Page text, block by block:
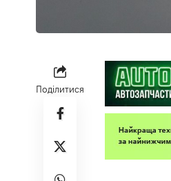
Поділитися